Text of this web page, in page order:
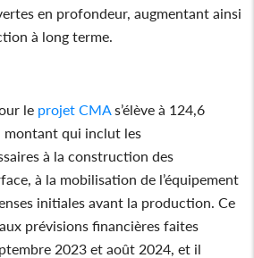
en profondeur, augmentant ainsi
à long terme.
le projet CMAs’élève à 124,6
montant qui inclut les
à la construction des
à la mobilisation de l’équipement
initiales avant la production. Ce
prévisions financières faites
2023 et août 2024, et il